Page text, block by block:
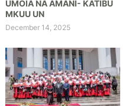
UMOIA NA AMANI- KATIBU
MKUU UN
December 14, 2025